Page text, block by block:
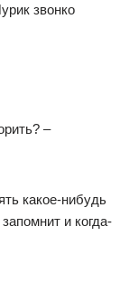
звонко
–
какое-нибудь
и когда-